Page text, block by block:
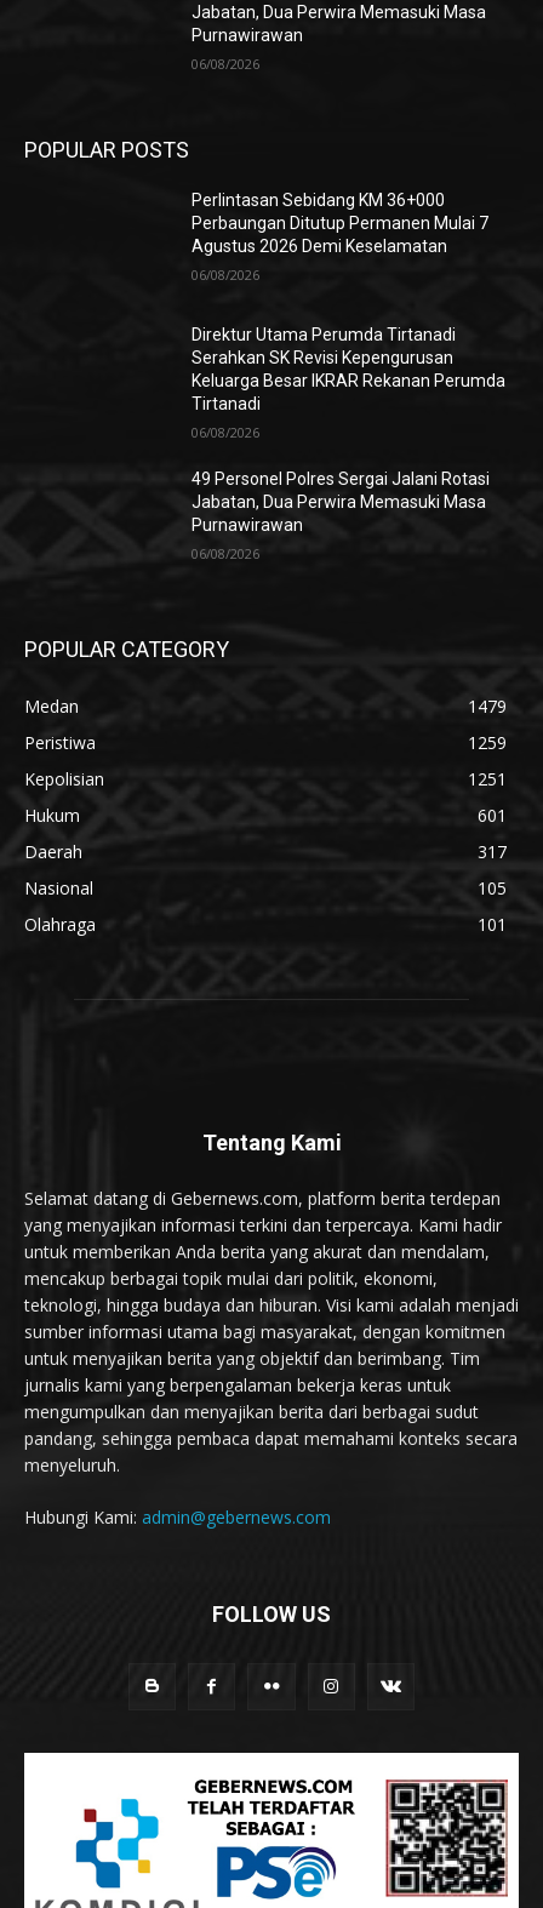
Jabatan, Dua Perwira Memasuki Masa
Purnawirawan
06/08/2026
POPULAR POSTS
Perlintasan Sebidang KM 36+000
Perbaungan Ditutup Permanen Mulai 7
Agustus 2026 Demi Keselamatan
06/08/2026
Direktur Utama Perumda Tirtanadi
Serahkan SK Revisi Kepengurusan
Keluarga Besar IKRAR Rekanan Perumda
Tirtanadi
06/08/2026
49 Personel Polres Sergai Jalani Rotasi
Jabatan, Dua Perwira Memasuki Masa
Purnawirawan
06/08/2026
POPULAR CATEGORY
Medan
1479
Peristiwa
1259
Kepolisian
1251
Hukum
601
Daerah
317
Nasional
105
Olahraga
101
Tentang Kami
Selamat datang di Gebernews.com, platform berita terdepan
yang menyajikan informasi terkini dan terpercaya. Kami hadir
untuk memberikan Anda berita yang akurat dan mendalam,
mencakup berbagai topik mulai dari politik, ekonomi,
teknologi, hingga budaya dan hiburan. Visi kami adalah menjadi
sumber informasi utama bagi masyarakat, dengan komitmen
untuk menyajikan berita yang objektif dan berimbang. Tim
jurnalis kami yang berpengalaman bekerja keras untuk
mengumpulkan dan menyajikan berita dari berbagai sudut
pandang, sehingga pembaca dapat memahami konteks secara
menyeluruh.
Hubungi Kami: admin@gebernews.com
FOLLOW US